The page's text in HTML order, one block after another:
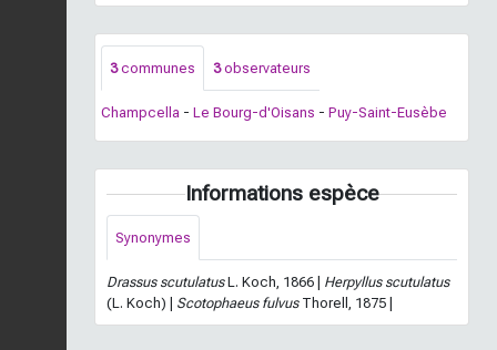
3communes 3observateurs
Champcella - Le Bourg-d'Oisans - Puy-Saint-Eusèbe
Informations espèce
Synonymes
Drassus scutulatusL. Koch, 1866 | Herpyllus scutulatus
(L. Koch) | Scotophaeus fulvusThorell, 1875 |